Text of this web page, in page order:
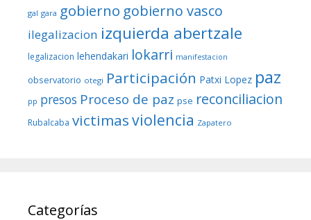
gal gara gobierno gobierno vasco
ilegalizacion izquierda abertzale
legalizacion lehendakari lokarri manifestacion
observatorio otegi Participación Patxi Lopez paz
pp presos Proceso de paz pse reconciliacion
Rubalcaba victimasviolencia Zapatero
Categorías